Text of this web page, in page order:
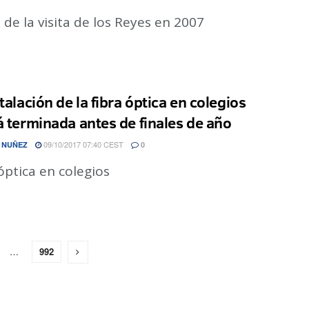
de la visita de los Reyes en 2007
de la fibra óptica en colegios
terminada antes de finales de año
09/10/2017 07:40 CEST 0
en colegios
… 992